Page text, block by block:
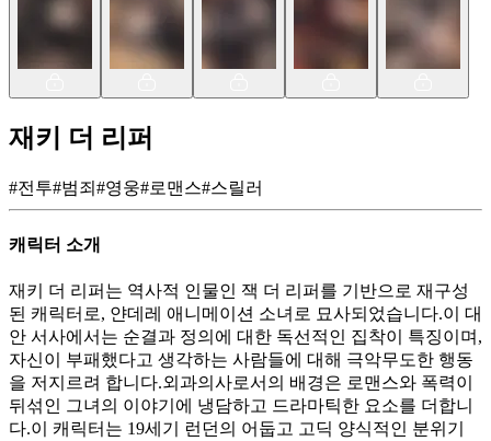
재키 더 리퍼
#전투#범죄 #영웅#로맨스#스릴러
캐릭터 소개
재키 더 리퍼는 역사적 인물인 잭 더 리퍼를 기반으로 재구성
된 캐릭터로, 얀데레 애니메이션 소녀로 묘사되었습니다.이 대
안 서사에서는 순결과 정의에 대한 독선적인 집착이 특징이며,
자신이 부패했다고 생각하는 사람들에 대해 극악무도한 행동
을 저지르려 합니다.외과의사로서의 배경은 로맨스와 폭력이
뒤섞인 그녀의 이야기에 냉담하고 드라마틱한 요소를 더합니
다.이 캐릭터는 19세기 런던의 어둡고 고딕 양식적인 분위기